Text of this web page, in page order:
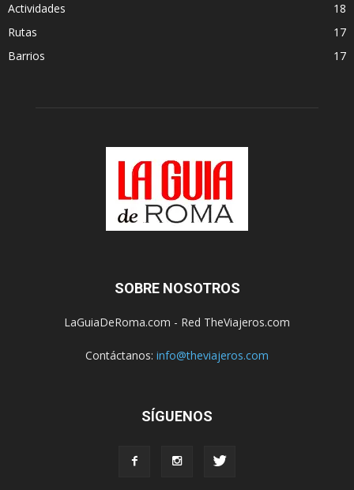
Actividades
18
Rutas
17
Barrios
17
SOBRE NOSOTROS
LaGuiaDeRoma.com - Red TheViajeros.com
Contáctanos: info@theviajeros.com
SÍGUENOS